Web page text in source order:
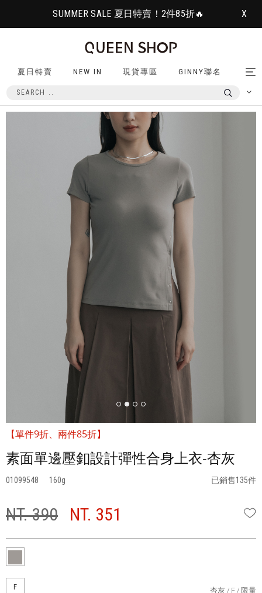
SUMMER SALE 夏日特賣！2件85折🔥 X
夏日特賣 NEW IN 現貨專區 GINNY聯名
【單件9折、兩件85折】
素面單邊壓釦設計彈性合身上衣-杏灰
01099548 160 已銷售135件
NT. 390 NT. 351
F 杏灰 F 限量